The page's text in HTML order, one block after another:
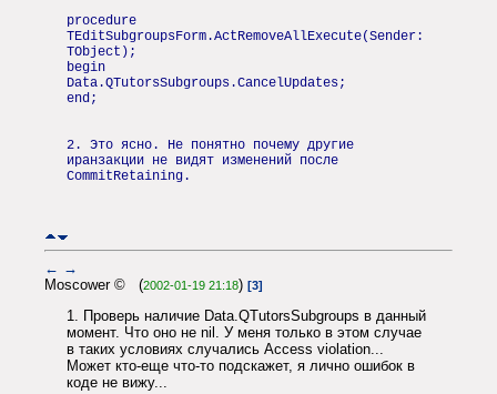
procedure
TEditSubgroupsForm.ActRemoveAllExecute(Sender:
TObject);
begin
Data.QTutorsSubgroups.CancelUpdates;
end;
2. Это ясно. Не понятно почему другие
иранзакции не видят изменений после
CommitRetaining.
← →
Moscower © (2002-01-19 21:18) [3]
1. Проверь наличие Data.QTutorsSubgroups в данный
момент. Что оно не nil. У меня только в этом случае
в таких условиях случались Access violation...
Может кто-еще что-то подскажет, я лично ошибок в
коде не вижу...